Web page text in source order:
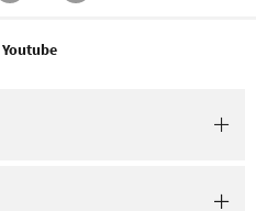
Youtube